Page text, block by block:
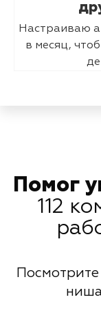
Настраиваю
в месяц,
Помог
112